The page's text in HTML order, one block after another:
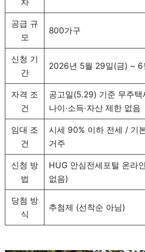
차
공급 규
모
800가구
신청 기
간
2026년 5월 29일(금) ~ 6
자격 조
건
공고일(5.29) 기준 무주택
나이·소득·자산 제한 없음
임대 조
건
시세 90% 이하 전세 / 기
거주
신청 방
법
HUG 안심전세포털 온라
없음)
당첨 방
식
추첨제 (선착순 아님)